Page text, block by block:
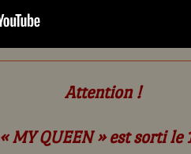
Attention !
« MY QUEEN »est sorti le